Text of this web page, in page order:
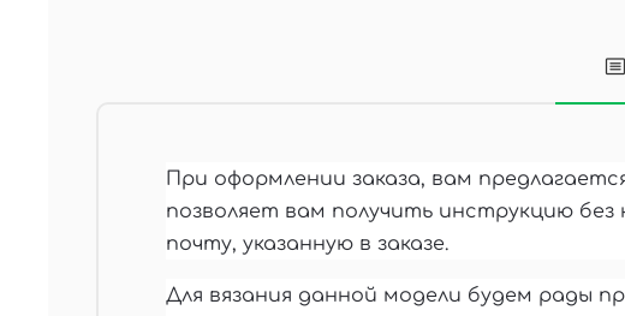
При оформлении заказа, вам
позволяет вам получить инструкцию
почту, указанную в заказе.
Для вязания данной модели будем рады